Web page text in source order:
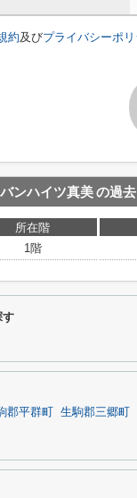
約及びプライバシーポリ
ンハイツ真美の過
所在階
1階
す
郡平群町 生駒郡三郷町